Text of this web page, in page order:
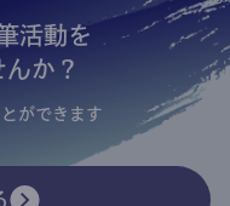
活動を
か？
ができます